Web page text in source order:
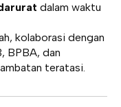
dalam waktu
kolaborasi dengan
BPBA, dan
teratasi.